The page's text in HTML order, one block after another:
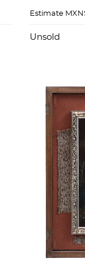
x 49.5 cm.
Estimate
Unsold